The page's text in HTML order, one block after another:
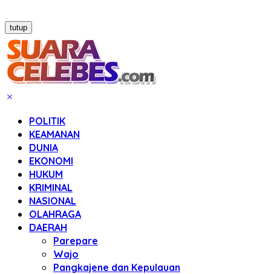
tutup
POLITIK
KEAMANAN
DUNIA
EKONOMI
HUKUM
KRIMINAL
NASIONAL
OLAHRAGA
DAERAH
Parepare
Wajo
Pangkajene dan Kepulauan